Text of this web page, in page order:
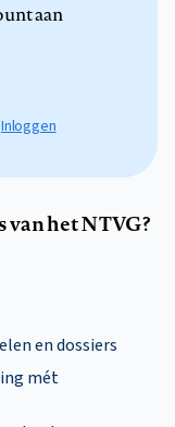
aan
Inloggen
het NTVG?
en dossiers
mét